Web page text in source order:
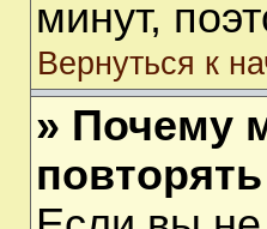
минут,
Вернуться к
» Почему